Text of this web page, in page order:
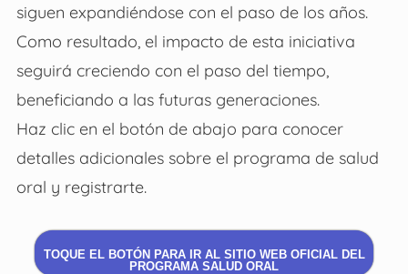
siguen expandiéndose con el paso de los años.
Como resultado, el impacto de esta iniciativa
seguirá creciendo con el paso del tiempo,
beneficiando a las futuras generaciones.
Haz clic en el botón de abajo para conocer
detalles adicionales sobre el programa de salud
oral y registrarte.
TOQUE EL BOTÓN PARA IR AL SITIO WEB OFICIAL DEL
PROGRAMA SALUD ORAL